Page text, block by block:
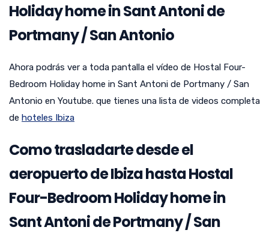
Holiday home in Sant Antoni de
Portmany / San Antonio
Ahora podrás ver a toda pantalla el vídeo de Hostal Four-
Bedroom Holiday home in Sant Antoni de Portmany / San
Antonio en Youtube. que tienes una lista de videos completa
de hoteles Ibiza
Como trasladarte desde el
aeropuerto de Ibiza hasta Hostal
Four-Bedroom Holiday home in
Sant Antoni de Portmany / San